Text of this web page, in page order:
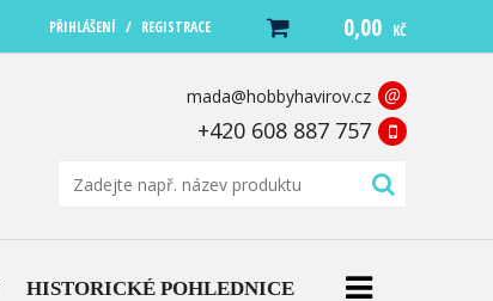
PŘIHLÁŠENÍ / REGISTRACE 0,00 KČ
mada@hobbyhavirov.cz @
+420 608 887 757
HISTORICKÉ POHLEDNICE